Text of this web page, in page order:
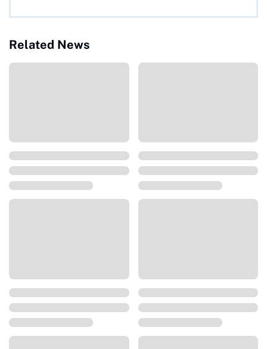
Related News